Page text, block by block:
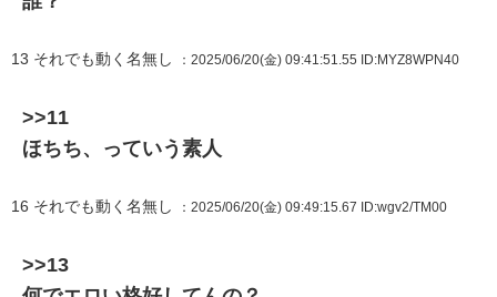
13 それでも動く名無し ：2025/06/20(金) 09:41:51.55 ID:MYZ8WPN40
>>11
ほちち、っていう素人
16 それでも動く名無し ：2025/06/20(金) 09:49:15.67 ID:wgv2/TM00
>>13